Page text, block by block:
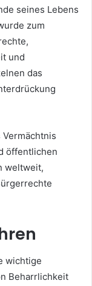
seines Lebens
zum
und
das
öffentlichen
weltweit,
wichtige
Beharrlichkeit